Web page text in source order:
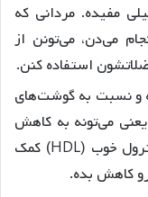
مفیده. مردانی که
می‌دن، می‌تونن از
استفاده کنن.
و نسبت به گوشت‌های
می‌تونه به کاهش
کلسترول بد (LDL) و افزایش کلسترول خوب (HDL) کمک
کاهش بده.